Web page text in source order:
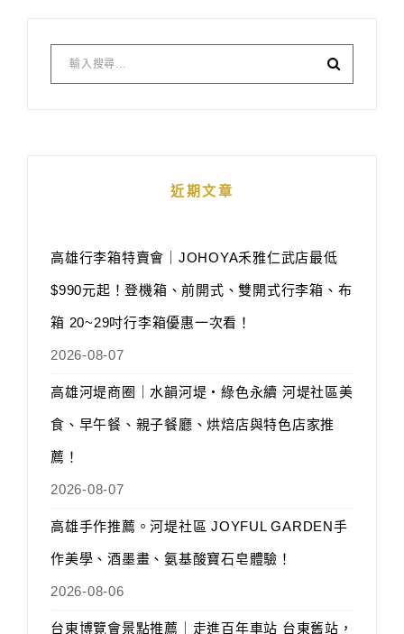
近期文章
高雄行李箱特賣會｜JOHOYA禾雅仁武店最低
$990元起！登機箱、前開式、雙開式行李箱、布
箱 20~29吋行李箱優惠一次看！
2026-08-07
高雄河堤商圈｜水韻河堤‧綠色永續 河堤社區美
食、早午餐、親子餐廳、烘焙店與特色店家推
薦！
2026-08-07
高雄手作推薦。河堤社區 JOYFUL GARDEN手
作美學、酒墨畫、氨基酸寶石皂體驗！
2026-08-06
台東博覽會景點推薦｜走進百年車站 台東舊站，